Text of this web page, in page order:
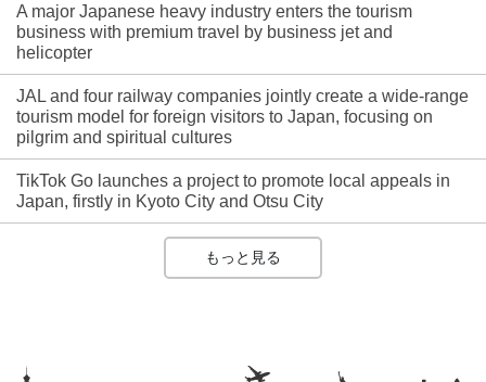
A major Japanese heavy industry enters the tourism
business with premium travel by business jet and
helicopter
JAL and four railway companies jointly create a wide-range
tourism model for foreign visitors to Japan, focusing on
pilgrim and spiritual cultures
TikTok Go launches a project to promote local appeals in
Japan, firstly in Kyoto City and Otsu City
もっと見る